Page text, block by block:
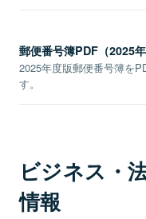
郵便番号簿PDF（2025年
2025年度版郵便番号簿を
す。
ビジネス・
情報